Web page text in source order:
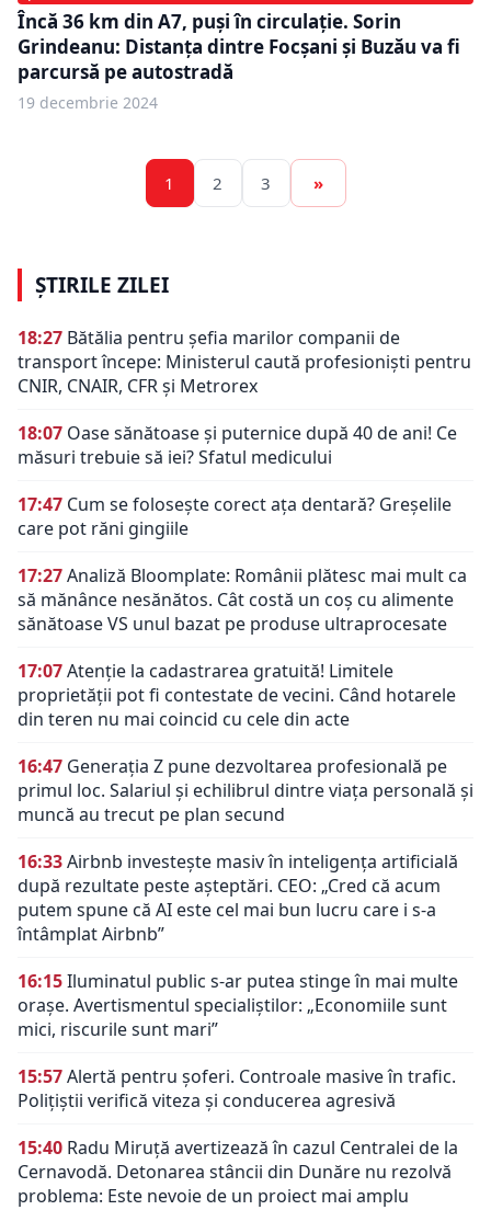
Încă 36 km din A7, puși în circulație. Sorin
Grindeanu: Distanța dintre Focșani și Buzău va fi
parcursă pe autostradă
19 decembrie 2024
1 2 3 »
ȘTIRILE ZILEI
18:27 Bătălia pentru șefia marilor companii de
transport începe: Ministerul caută profesioniști pentru
CNIR, CNAIR, CFR și Metrorex
18:07 Oase sănătoase și puternice după 40 de ani! Ce
măsuri trebuie să iei? Sfatul medicului
17:47 Cum se folosește corect ața dentară? Greșelile
care pot răni gingiile
17:27Analiză Bloomplate: Românii plătesc mai mult ca
să mănânce nesănătos. Cât costă un coș cu alimente
sănătoase VS unul bazat pe produse ultraprocesate
17:07Atenție la cadastrarea gratuită! Limitele
proprietății pot fi contestate de vecini. Când hotarele
din teren nu mai coincid cu cele din acte
16:47 Generația Z pune dezvoltarea profesională pe
primul loc. Salariul și echilibrul dintre viața personală și
muncă au trecut pe plan secund
16:33Airbnb investește masiv în inteligența artificială
după rezultate peste așteptări. CEO: „Cred că acum
putem spune că AI este cel mai bun lucru care i s-a
întâmplat Airbnb”
16:15Iluminatul public s-ar putea stinge în mai multe
orașe. Avertismentul specialiștilor: „Economiile sunt
mici, riscurile sunt mari”
15:57Alertă pentru șoferi. Controale masive în trafic.
Polițiștii verifică viteza și conducerea agresivă
15:40 Radu Miruță avertizează în cazul Centralei de la
Cernavodă. Detonarea stâncii din Dunăre nu rezolvă
problema: Este nevoie de un proiect mai amplu